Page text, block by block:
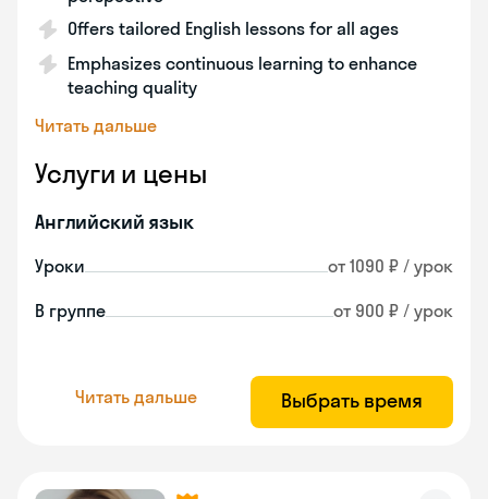
Offers tailored English lessons for all ages
Emphasizes continuous learning to enhance
teaching quality
Читать дальше
Услуги и цены
Английский язык
Уроки от 1090 ₽ / урок
В группе от 900 ₽ / урок
Читать дальше Выбрать время